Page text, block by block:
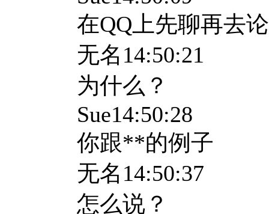
在QQ 上先聊再去
无名 14:50:21
为什么？
Sue14:50:28
你跟**的例子
无名 14:50:37
怎么说？